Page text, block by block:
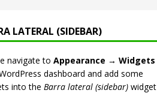
LATERAL (SIDEBAR)
navigate to Appearance → Widgets
dashboard and add some
into the Barra lateral (sidebar)widget